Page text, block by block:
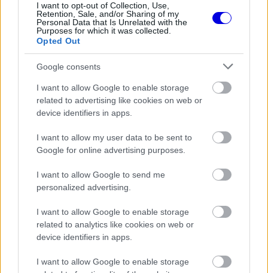
I want to opt-out of Collection, Use,
Retention, Sale, and/or Sharing of my
Personal Data that Is Unrelated with the
Purposes for which it was collected.
Opted Out
Google consents
I want to allow Google to enable storage
related to advertising like cookies on web or
device identifiers in apps.
I want to allow my user data to be sent to
Google for online advertising purposes.
I want to allow Google to send me
personalized advertising.
I want to allow Google to enable storage
related to analytics like cookies on web or
device identifiers in apps.
I want to allow Google to enable storage
FORMA-1
Bankot robbanthat a Ferrari Max
FORMA-1
Sergio Perez válthatja Carlos
Sainzot a Williamsnél
A B-konstrukció csak a kezdet
volt, agresszív fejlesztési rohamot
Team Ravenol vette át a vezetést Maro Engel,